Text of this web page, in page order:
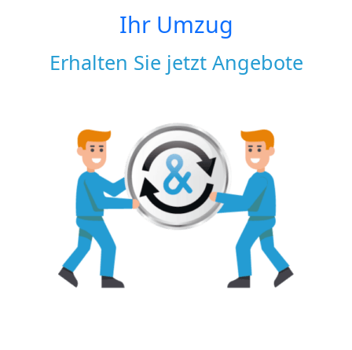
Ihr Umzug
Erhalten Sie jetzt Angebote